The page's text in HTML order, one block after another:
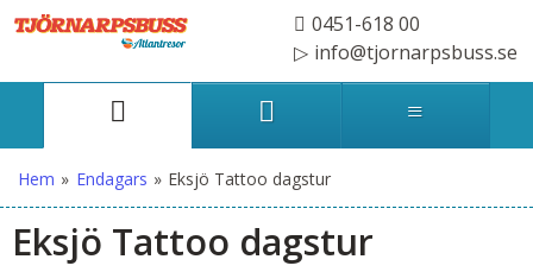
0451-618 00
info@tjornarpsbuss.se
Hem » Endagars » Eksjö Tattoo dagstur
Eksjö Tattoo dagstur